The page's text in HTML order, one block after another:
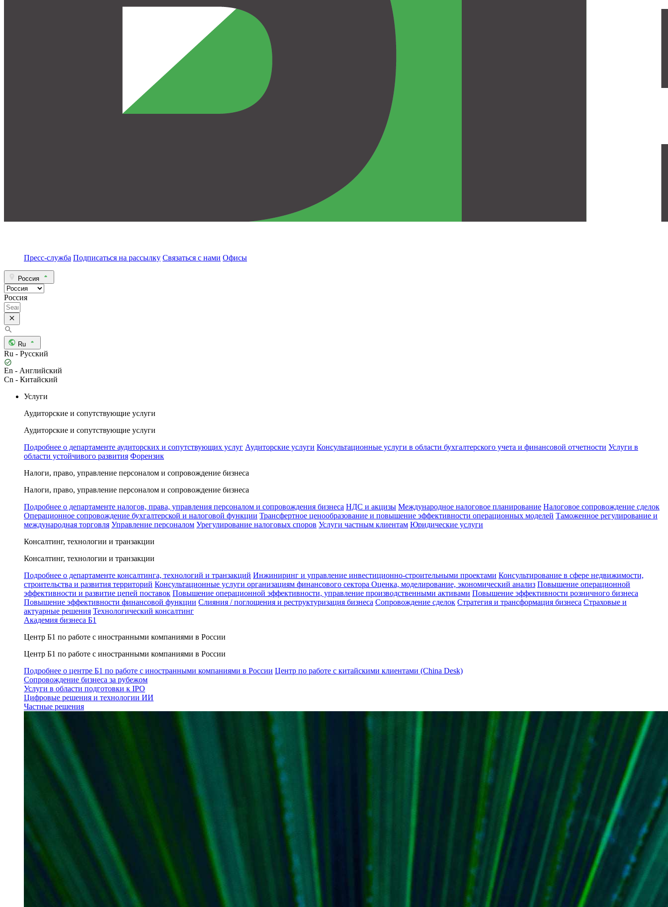
Пресс-служба Подписаться на рассылку Связаться с нами Офисы
Россия
Россия
Ru
Ru - Русский
En - Английский
Cn - Китайский
Услуги
Аудиторские и сопутствующие услуги
Аудиторские и сопутствующие услуги
Подробнее о департаменте аудиторских и сопутствующих услуг Аудиторские услуги Консультационные услуги в области бухгалтерского учета и финансовой отчетности Услуги в
области устойчивого развития Форензик
Налоги, право, управление персоналом и сопровождение бизнеса
Налоги, право, управление персоналом и сопровождение бизнеса
Подробнее о департаменте налогов, права, управления персоналом и сопровождения бизнеса НДС и акцизы Международное налоговое планирование Налоговое сопровождение сделок
Операционное сопровождение бухгалтерской и налоговой функции Трансфертное ценообразование и повышение эффективности операционных моделей Таможенное регулирование и
международная торговля Управление персоналом Урегулирование налоговых споров Услуги частным клиентам Юридические услуги
Консалтинг, технологии и транзакции
Консалтинг, технологии и транзакции
Подробнее о департаменте консалтинга, технологий и транзакций Инжиниринг и управление инвестиционно-строительными проектами Консультирование в сфере недвижимости,
строительства и развития территорий Консультационные услуги организациям финансового сектора Оценка, моделирование, экономический анализ Повышение операционной
эффективности и развитие цепей поставок Повышение операционной эффективности, управление производственными активами Повышение эффективности розничного бизнеса
Повышение эффективности финансовой функции Слияния / поглощения и реструктуризация бизнеса Сопровождение сделок Стратегия и трансформация бизнеса Страховые и
актуарные решения Технологический консалтинг
Академия бизнеса Б1
Центр Б1 по работе с иностранными компаниями в России
Центр Б1 по работе с иностранными компаниями в России
Подробнее о центре Б1 по работе с иностранными компаниями в России Центр по работе с китайскими клиентами (China Desk)
Сопровождение бизнеса за рубежом
Услуги в области подготовки к IPO
Цифровые решения и технологии ИИ
Частные решения